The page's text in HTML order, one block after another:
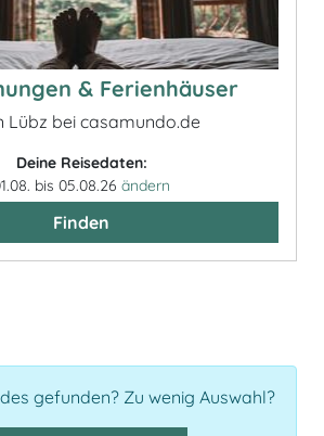
& Ferienhäuser
Lübz bei casamundo.de
Deine Reisedaten:
bis 05.08.26 ändern
Finden
gefunden? Zu wenig Auswahl?